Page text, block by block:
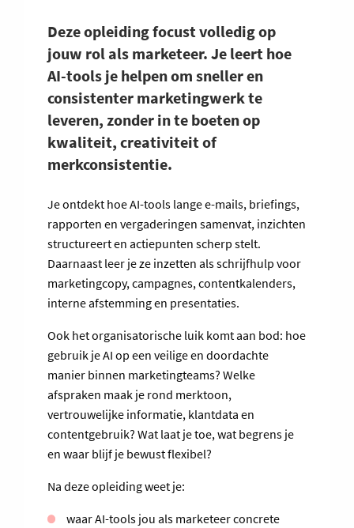
Deze opleiding focust volledig op
jouw rol als marketeer. Je leert hoe
AI-tools je helpen om sneller en
consistenter marketingwerk te
leveren, zonder in te boeten op
kwaliteit, creativiteit of
merkconsistentie.
Je ontdekt hoe AI-tools lange e-mails, briefings,
rapporten en vergaderingen samenvat, inzichten
structureert en actiepunten scherp stelt.
Daarnaast leer je ze inzetten als schrijfhulp voor
marketingcopy, campagnes, contentkalenders,
interne afstemming en presentaties.
Ook het organisatorische luik komt aan bod: hoe
gebruik je AI op een veilige en doordachte
manier binnen marketingteams? Welke
afspraken maak je rond merktoon,
vertrouwelijke informatie, klantdata en
contentgebruik? Wat laat je toe, wat begrens je
en waar blijf je bewust flexibel?
Na deze opleiding weet je:
waar AI-tools jou als marketeer concrete